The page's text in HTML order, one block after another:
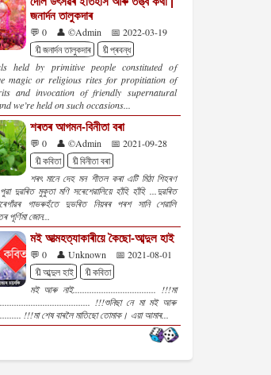
জনাৰ্দন তালুকদাৰ
💬 0 👤 ©Admin
📅 2022-03-19
🔖জনাৰ্দন তালুকদাৰ
🔖প্ৰবন্ধ
held by primitive people constituted of
magic or religious rites for propitiation of
and invocation of friendly supernatural
we’re held on such occasions...
শৰতৰ আগমন-বিনীতা বৰা
💬 0 👤 ©Admin
📅 2021-09-28
🔖কবিতা
🔖বিনীতা বৰা
শৰৎ মানে দেহ মন শীতল কৰা এটি মিঠা শিহৰণ
দুৱৰিত মুকুতা মণি সৰেশেৱালিয়ে হাঁহি হাঁহি ...দুৱৰিত
গাভৰুহঁতে দুভৰিত নিয়ৰৰ পৰশ সানি শেৱালি
পূৰ্ণিমা জোন...
মই আত্মহত্যাকাৰীয়ে কৈছো-আব্দুল হাই
💬 0 👤 Unknown
📅 2021-08-01
🔖আব্দুল হাই
🔖কবিতা
মই আৰু নাই................................... !!!মা
!!!শুনিছা নে মা মই আৰু
!!!মা শেষ বাৰলৈ মাতিছো তোমাক। এয়া আমাৰ...